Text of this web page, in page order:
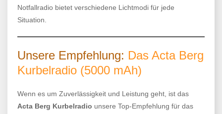
Notfallradio bietet verschiedene Lichtmodi für jede
Situation.
Unsere Empfehlung: Das Acta Berg
Kurbelradio (5000 mAh)
Wenn es um Zuverlässigkeit und Leistung geht, ist das
Acta Berg Kurbelradio unsere Top-Empfehlung für das